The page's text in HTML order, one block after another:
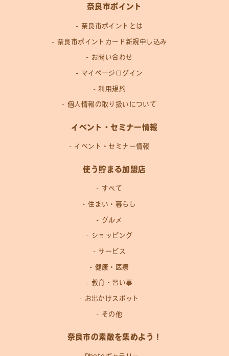
奈良市ポイント
奈良市ポイントとは
奈良市ポイントカード新規申し込み
お問い合わせ
マイページログイン
利用規約
個人情報の取り扱いについて
イベント・セミナー情報
イベント・セミナー情報
使う貯まる加盟店
すべて
住まい・暮らし
グルメ
ショッピング
サービス
健康・医療
教育・習い事
お出かけスポット
その他
奈良市の素敵を集めよう！